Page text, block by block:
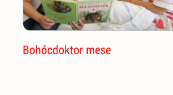
Bohócdoktor mese